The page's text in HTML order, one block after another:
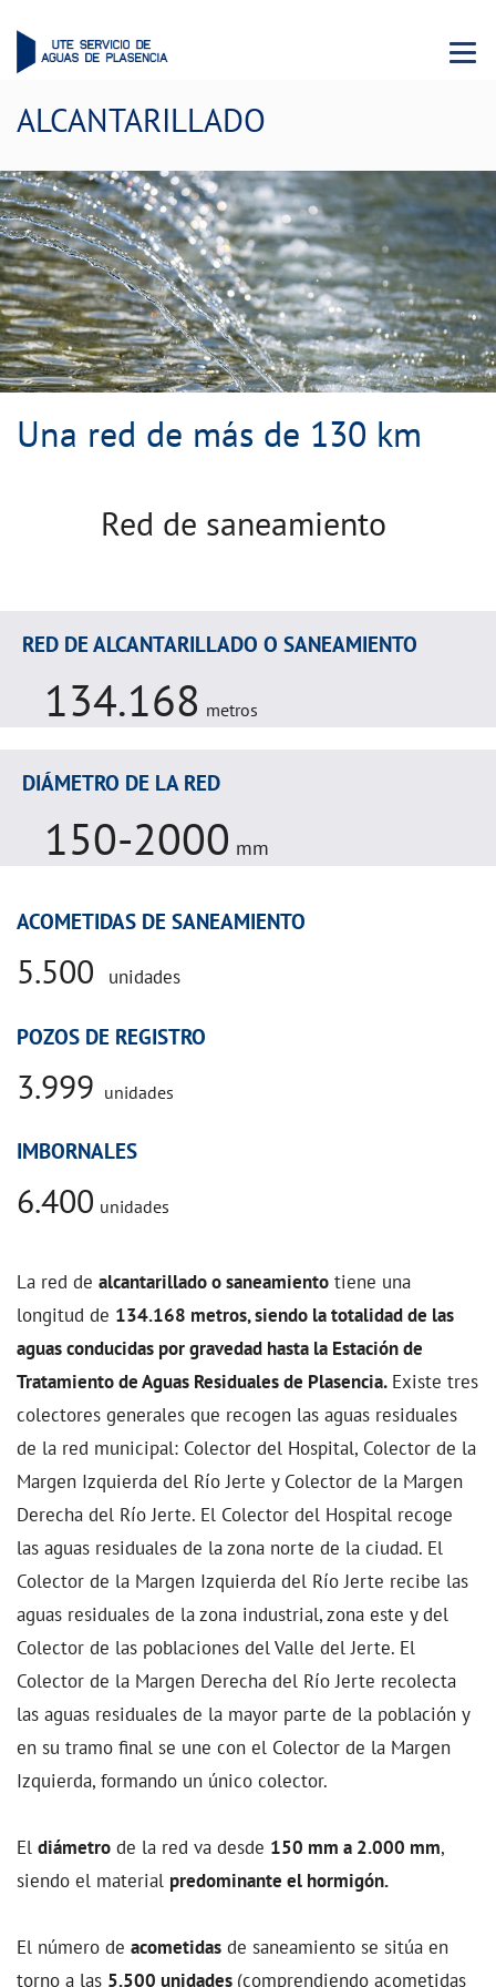
Menu
ALCANTARILLADO
Una red de más de 130 km
Red de saneamiento
RED DE ALCANTARILLADO O SANEAMIENTO
134.168 metros
DIÁMETRO DE LA RED
150-2000 mm
ACOMETIDAS DE SANEAMIENTO
5.500 unidades
POZOS DE REGISTRO
3.999 unidades
IMBORNALES
6.400 unidades
La red de alcantarillado o saneamiento tiene una
longitud de 134.168 metros, siendo la totalidad de las
aguas conducidas por gravedad hasta la Estación de
Tratamiento de Aguas Residuales de Plasencia. Existe tres
colectores generales que recogen las aguas residuales
de la red municipal: Colector del Hospital, Colector de la
Margen Izquierda del Río Jerte y Colector de la Margen
Derecha del Río Jerte. El Colector del Hospital recoge
las aguas residuales de la zona norte de la ciudad. El
Colector de la Margen Izquierda del Río Jerte recibe las
aguas residuales de la zona industrial, zona este y del
Colector de las poblaciones del Valle del Jerte. El
Colector de la Margen Derecha del Río Jerte recolecta
las aguas residuales de la mayor parte de la población y
en su tramo final se une con el Colector de la Margen
Izquierda, formando un único colector.
El diámetro de la red va desde 150 mm a 2.000 mm,
siendo el material predominante el hormigón.
El número de acometidas de saneamiento se sitúa en
torno a las 5.500 unidades (comprendiendo acometidas